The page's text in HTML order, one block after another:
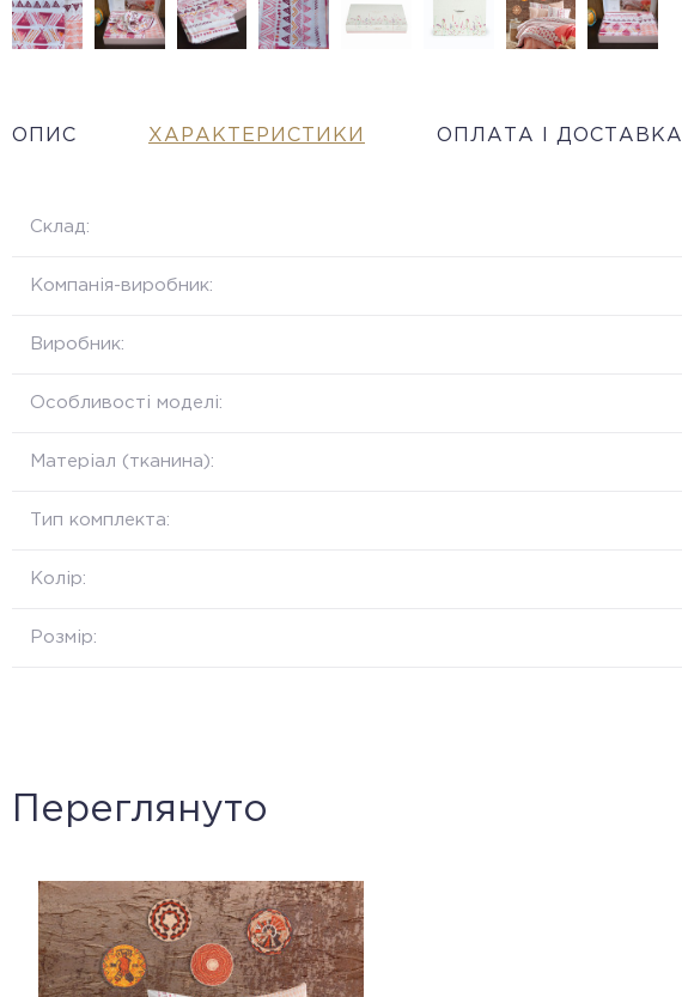
ОПИС ХАРАКТЕРИСТИКИ ОПЛАТА І ДОСТАВКА
Склад:
Компанія-виробник:
Виробник:
Особливості моделі:
Матеріал (тканина):
Тип комплекта:
Колір:
Розмір:
Переглянуто